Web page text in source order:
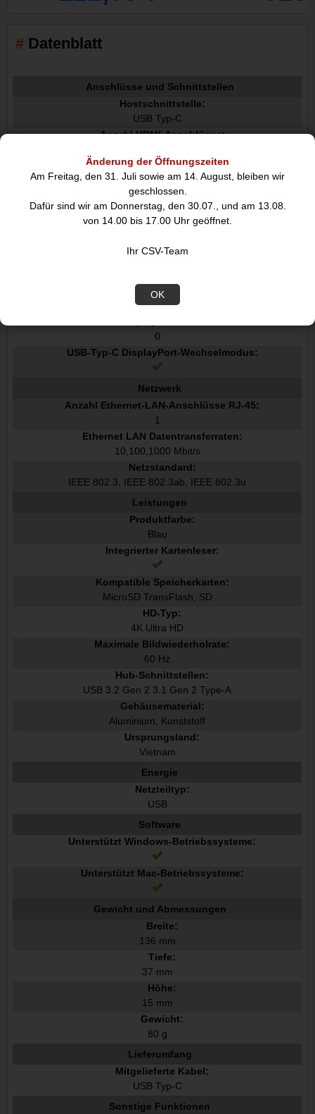
Änderung der Öffnungszeiten
Am Freitag, den 31. Juli sowie am 14. August, bleiben wir
geschlossen.
Dafür sind wir am Donnerstag, den 30.07., und am 13.08.
von 14.00 bis 17.00 Uhr geöffnet.
Ihr CSV-Team
OK
Datenblatt
Anschlüsse und Schnittstellen
Hostschnittstelle:
USB Typ-C
Anzahl HDMI-Anschlüsse:
USB 3.2 Gen 2 3.1 Gen 2 Anzahl der Anschlüsse vom Typ A:
2
USB Power Delivery:
USB-Stromversorgung Revision:
HDMI-Version:
2.0
0
USB-Typ-C DisplayPort-Wechselmodus:
Netzwerk
Anzahl Ethernet-LAN-Anschlüsse RJ-45:
1
Ethernet LAN Datentransferraten:
10,100,1000 Mbit/s
Netzstandard:
IEEE 802.3, IEEE 802.3ab, IEEE 802.3u
Leistungen
Produktfarbe:
Blau
Integrierter Kartenleser:
Kompatible Speicherkarten:
MicroSD TransFlash, SD
HD-Typ:
4K Ultra HD
Maximale Bildwiederholrate:
60 Hz
Hub-Schnittstellen:
USB 3.2 Gen 2 3.1 Gen 2 Type-A
Gehäusematerial:
Aluminium, Kunststoff
Ursprungsland:
Vietnam
Energie
Netzteiltyp:
USB
Software
Unterstützt Windows-Betriebssysteme:
Unterstützt Mac-Betriebssysteme:
Gewicht und Abmessungen
Breite:
136 mm
Tiefe:
37 mm
Höhe:
15 mm
Gewicht:
80 g
Lieferumfang
Mitgelieferte Kabel:
USB Typ-C
Sonstige Funktionen